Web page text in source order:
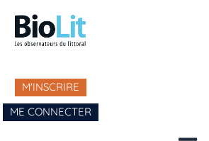
M'INSCRIRE
ME CONNECTER